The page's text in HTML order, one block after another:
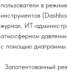
пользователи в
инструментов
журнал. ИТ-
атмосферном
с помощью диаграммы.
Запатентованный